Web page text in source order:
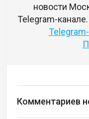
новости
Telegram-
Комментариев